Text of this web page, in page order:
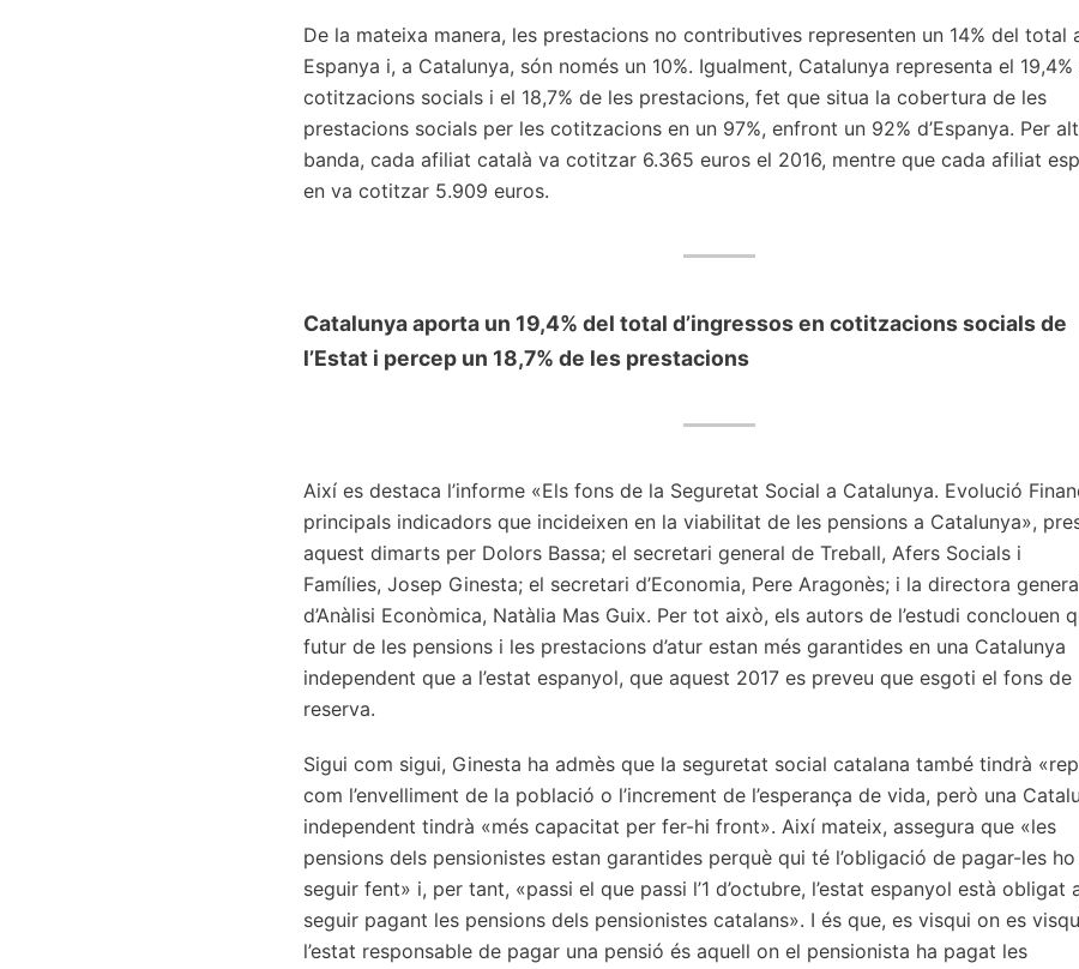
De la mateixa manera, les prestacions no contributives representen un 14% del total
Espanya i, a Catalunya, són només un 10%. Igualment, Catalunya representa el 19,4%
cotitzacions socials i el 18,7% de les prestacions, fet que situa la cobertura de les
prestacions socials per les cotitzacions en un 97%, enfront un 92% d’Espanya. Per
banda, cada afiliat català va cotitzar 6.365 euros el 2016, mentre que cada afiliat
en va cotitzar 5.909 euros.
Catalunya aporta un 19,4% del total d’ingressos en cotitzacions socials de
l’Estat i percep un 18,7% de les prestacions
Així es destaca l’informe «Els fons de la Seguretat Social a Catalunya. Evolució
principals indicadors que incideixen en la viabilitat de les pensions a Catalunya»,
aquest dimarts per Dolors Bassa; el secretari general de Treball, Afers Socials i
Famílies, Josep Ginesta; el secretari d’Economia, Pere Aragonès; i la directora
d’Anàlisi Econòmica, Natàlia Mas Guix. Per tot això, els autors de l’estudi conclouen
futur de les pensions i les prestacions d’atur estan més garantides en una Catalunya
independent que a l’estat espanyol, que aquest 2017 es preveu que esgoti el fons de
reserva.
Sigui com sigui, Ginesta ha admès que la seguretat social catalana també tindrà
com l’envelliment de la població o l’increment de l’esperança de vida, però una
independent tindrà «més capacitat per fer-hi front». Així mateix, assegura que «les
pensions dels pensionistes estan garantides perquè qui té l’obligació de pagar-les
seguir fent» i, per tant, «passi el que passi l’1 d’octubre, l’estat espanyol està obligat
seguir pagant les pensions dels pensionistes catalans». I és que, es visqui on es
l’estat responsable de pagar una pensió és aquell on el pensionista ha pagat les